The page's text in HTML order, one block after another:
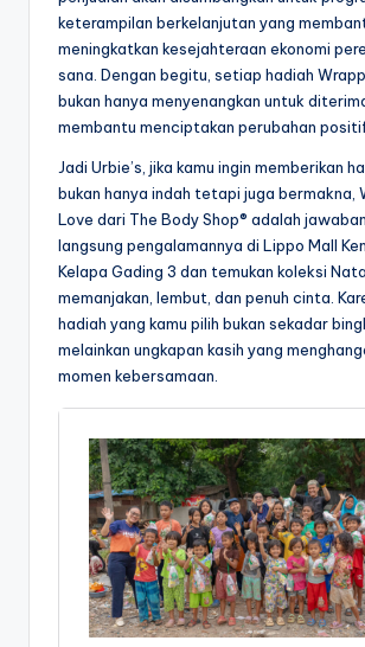
keterampilan berkelanjutan yang
meningkatkan kesejahteraan ekonomi
sana. Dengan begitu, setiap hadiah
bukan hanya menyenangkan untuk
membantu menciptakan perubahan
Jadi Urbie’s, jika kamu ingin memberikan
bukan hanya indah tetapi juga bermakna,
Love dari The Body Shop® adalah
langsung pengalamannya di Lippo Mall
Kelapa Gading 3 dan temukan koleksi
memanjakan, lembut, dan penuh cinta.
hadiah yang kamu pilih bukan sekadar
melainkan ungkapan kasih yang
momen kebersamaan.